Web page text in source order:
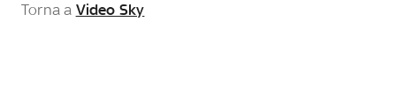
Torna a Video Sky